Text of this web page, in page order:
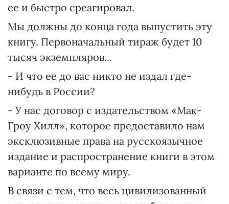
ее и быстро среагировал.
Мы должны до конца года выпустить эту
книгу. Первоначальный тираж будет 10
тысяч экземпляров...
- И что ее до вас никто не издал где-
нибудь в России?
- У нас договор с издательством «Мак-
Гроу Хилл», которое предоставило нам
эксклюзивные права на русскоязычное
издание и распространение книги в этом
варианте по всему миру.
В связи с тем, что весь цивилизованный